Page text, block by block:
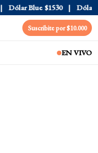
Dólar Blue $1530 Dólar
Suscribite por $10.000
EN VIVO